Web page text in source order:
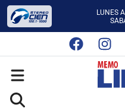
LUNES
CON
LUNES